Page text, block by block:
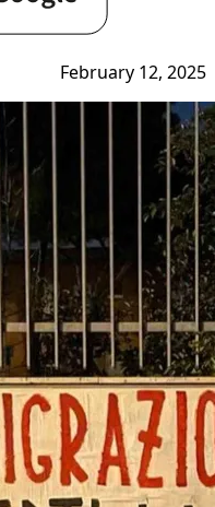
February 12, 2025